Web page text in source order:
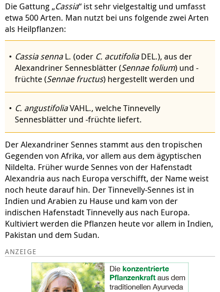
Die Gattung „Cassia“ ist sehr vielgestaltig und umfasst
etwa 500 Arten. Man nutzt bei uns folgende zwei Arten
als Heilpflanzen:
Cassia sennaL. (oder C. acutifoliaDEL.), aus der
Alexandriner Sennesblätter (Sennae folium) und -
früchte (Sennae fructus) hergestellt werden und
C. angustifoliaVAHL., welche Tinnevelly
Sennesblätter und -früchte liefert.
Der Alexandriner Sennes stammt aus den tropischen
Gegenden von Afrika, vor allem aus dem ägyptischen
Nildelta. Früher wurde Sennes von der Hafenstadt
Alexandria aus nach Europa verschifft, der Name weist
noch heute darauf hin. Der Tinnevelly-Sennes ist in
Indien und Arabien zu Hause und kam von der
indischen Hafenstadt Tinnevelly aus nach Europa.
Kultiviert werden die Pflanzen heute vor allem in Indien,
Pakistan und dem Sudan.